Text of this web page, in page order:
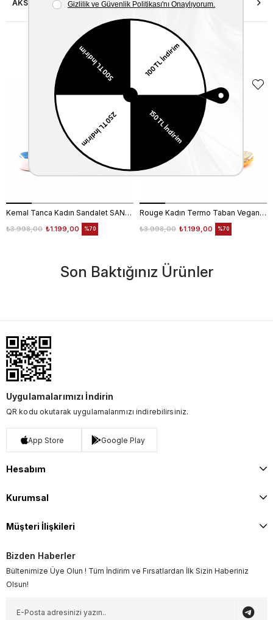
AKSESUAR ONARIMI
Benzer Ürünler
Kemal Tanca Kadın Sandalet SANDALET
₺1.199,00
₺3.998,00 %70
Rouge Kadın Termo Taban Vegan Cırt Bantlı Bej Sandalet 1001
₺1.199,00
₺3.998,00 %70
Son Baktığınız Ürünler
Uygulamalarımızı İndirin
QR kodu okutarak uygulamalarımızı indirebilirsiniz.
App Store Google Play
Hesabım
Kurumsal
Müşteri İlişkileri
Bizden Haberler
Bültenimize Üye Olun ! Tüm İndirim ve Fırsatlardan İlk Sizin Haberiniz
Olsun!